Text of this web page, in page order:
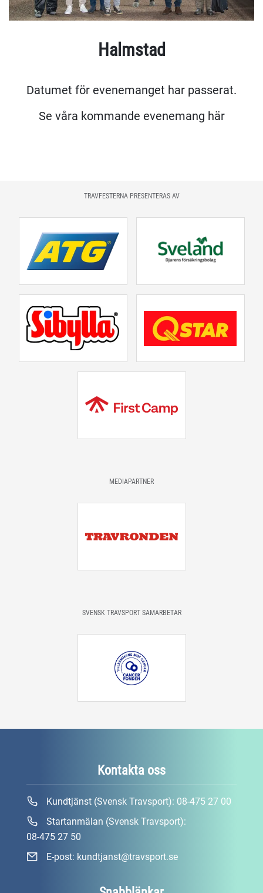
Halmstad
Datumet för evenemanget har passerat.
Se våra kommande evenemang här
TRAVFESTERNA PRESENTERAS AV
MEDIAPARTNER
SVENSK TRAVSPORT SAMARBETAR
Kontakta oss
Kundtjänst (Svensk Travsport): 08-475 27 00
Startanmälan (Svensk Travsport):
08-475 27 50
E-post: kundtjanst@travsport.se